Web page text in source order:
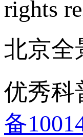
rights
北京全
优秀科
备